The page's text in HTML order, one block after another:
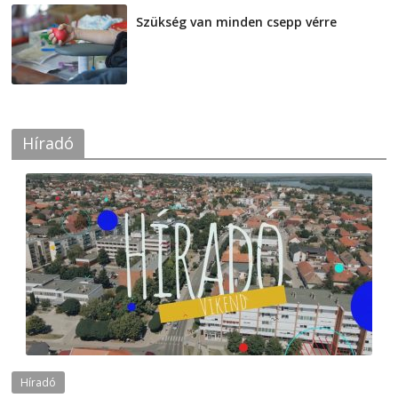
Szükség van minden csepp vérre
Híradó
Híradó